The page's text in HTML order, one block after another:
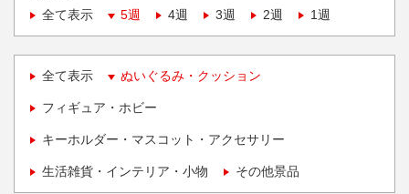
全て表示
5週 4週 3週 2週 1週
全て表示 ぬいぐるみ・クッション
フィギュア・ホビー
キーホルダー・マスコット・アクセサリー
生活雑貨・インテリア・小物 その他景品